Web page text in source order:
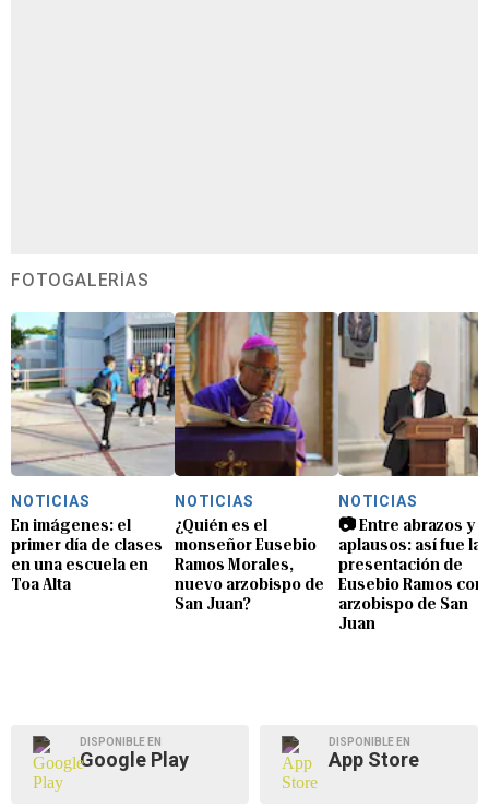
FOTOGALERÍAS
NOTICIAS
En imágenes: el
primer día de clases
en una escuela en
Toa Alta
NOTICIAS
¿Quién es el
monseñor Eusebio
Ramos Morales,
nuevo arzobispo de
San Juan?
NOTICIAS
📷 Entre abrazos y
aplausos: así fue la
presentación de
Eusebio Ramos
arzobispo de San
Juan
DISPONIBLE EN
Google Play
DISPONIBLE EN
App Store